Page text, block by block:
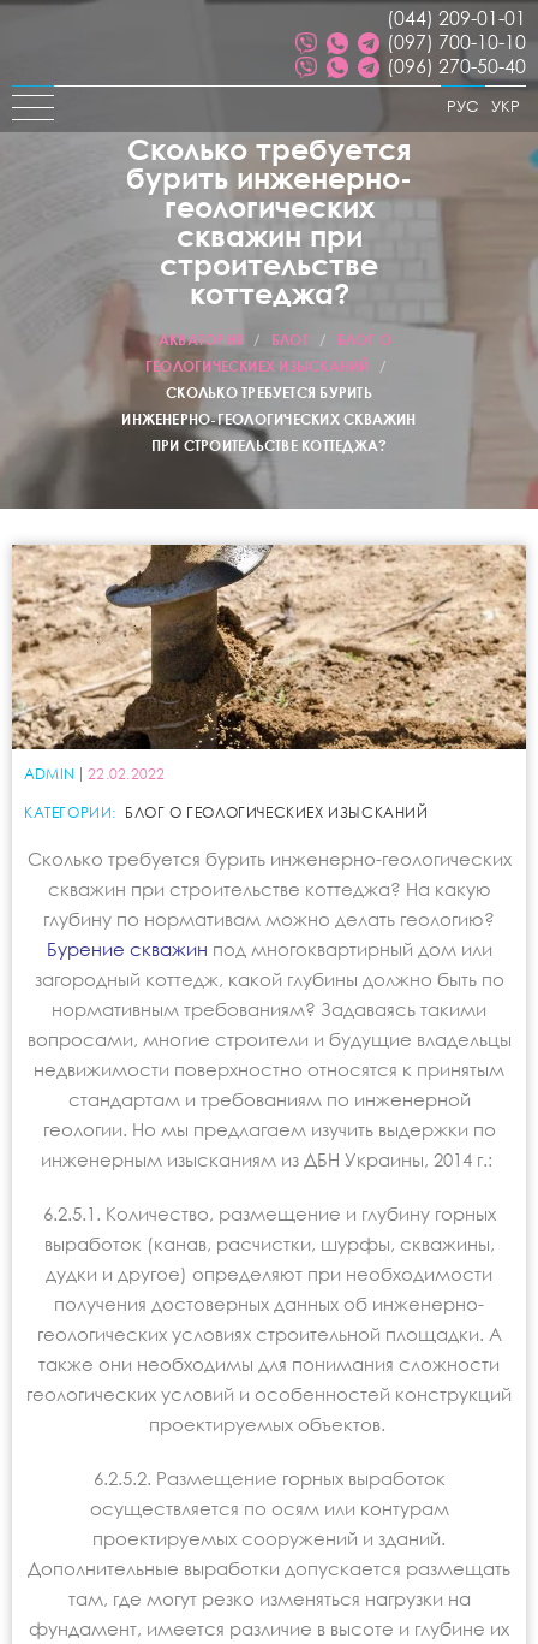
(044) 209-01-01
(097) 700-10-10
(096) 270-50-40
УКР
РУС
Сколько требуется
бурить инженерно-
геологических
скважин при
строительстве
коттеджа?
АКВАТОРИЯ / БЛОГ /
БЛОГ О
ГЕОЛОГИЧЕСКИЕХ ИЗЫСКАНИЙ
/
СКОЛЬКО ТРЕБУЕТСЯ БУРИТЬ
ИНЖЕНЕРНО-ГЕОЛОГИЧЕСКИХ СКВАЖИН
ПРИ СТРОИТЕЛЬСТВЕ КОТТЕДЖА?
ADMIN 22.02.2022
КАТЕГОРИИ: БЛОГ О ГЕОЛОГИЧЕСКИЕХ ИЗЫСКАНИЙ
Сколько требуется бурить инженерно-геологических
скважин при строительстве коттеджа? На какую
глубину по нормативам можно делать геологию?
Бурение скважин под многоквартирный дом или
загородный коттедж, какой глубины должно быть по
нормативным требованиям? Задаваясь такими
вопросами, многие строители и будущие владельцы
недвижимости поверхностно относятся к принятым
стандартам и требованиям по инженерной
геологии. Но мы предлагаем изучить выдержки по
инженерным изысканиям из ДБН Украины, 2014 г.:
6.2.5.1. Количество, размещение и глубину горных
выработок (канав, расчистки, шурфы, скважины,
дудки и другое) определяют при необходимости
получения достоверных данных об инженерно-
геологических условиях строительной площадки. А
также они необходимы для понимания сложности
геологических условий и особенностей конструкций
проектируемых объектов.
6.2.5.2. Размещение горных выработок
осуществляется по осям или контурам
проектируемых сооружений и зданий.
Дополнительные выработки допускается размещать
там, где могут резко изменяться нагрузки на
фундамент, имеется различие в высоте и глубине их